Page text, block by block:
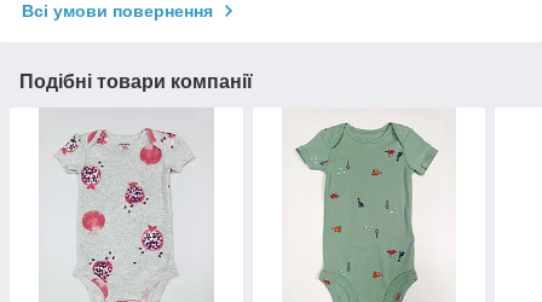
Всі умови повернення
Подібні товари компанії